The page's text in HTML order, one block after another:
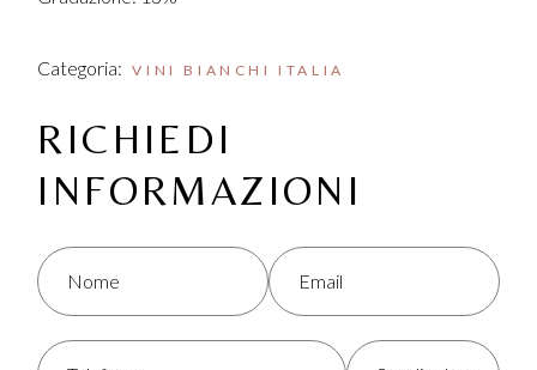
Categoria: VINI BIANCHI ITALIA
RICHIEDI
INFORMAZIONI